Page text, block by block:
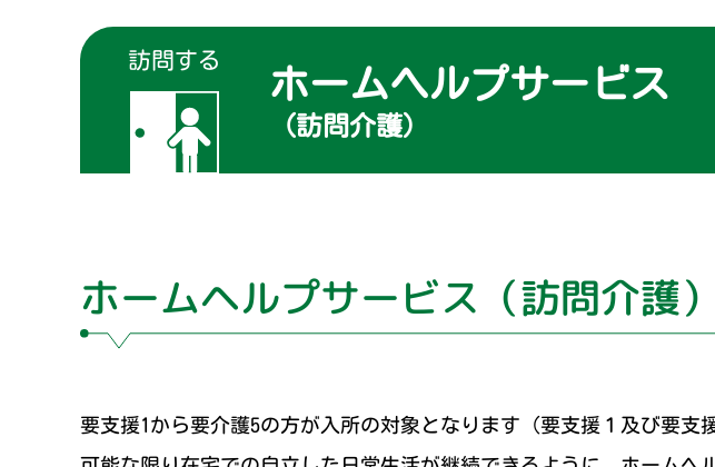
Q&A
訪問する
ホームヘルプサービス
（訪問介護）
ホームヘルプサービス（訪問介護
要支援1から要介護5の方が入所の対象となります（要支援１及び要支